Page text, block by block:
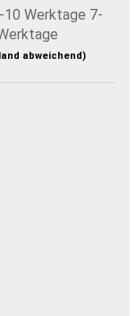
7-
abweichend)